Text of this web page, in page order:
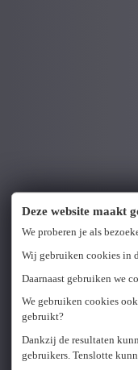
Deze website maakt
We proberen je als
Wij gebruiken cookies in
Daarnaast gebruiken we
We gebruiken cookies
gebruikt?
Dankzij de resultaten
gebruikers. Tenslotte